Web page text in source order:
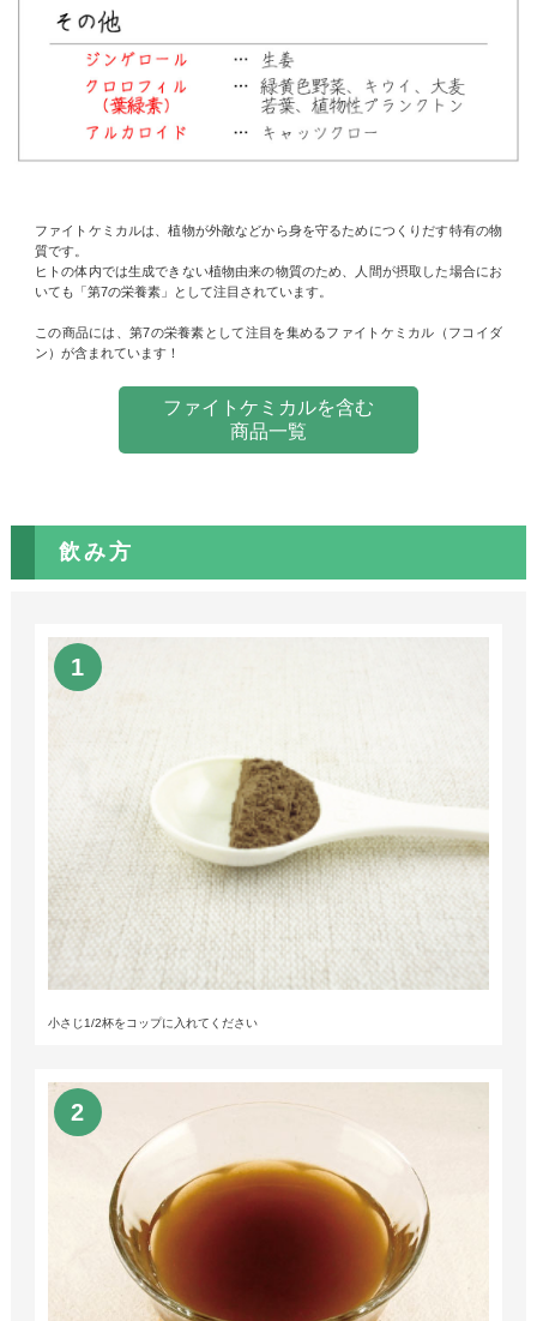
ファイトケミカルは、植物が外敵などから身を守るためにつくりだす特有の物
質です。
ヒトの体内では生成できない植物由来の物質のため、人間が摂取した場合にお
いても「第7の栄養素」として注目されています。
この商品には、第7の栄養素として注目を集めるファイトケミカル（フコイダ
ン）が含まれています！
ファイトケミカルを含む
商品一覧
飲み方
小さじ1/2杯をコップに入れてください